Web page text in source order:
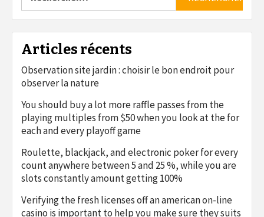
Articles récents
Observation site jardin : choisir le bon endroit pour
observer la nature
You should buy a lot more raffle passes from the
playing multiples from $50 when you look at the for
each and every playoff game
Roulette, blackjack, and electronic poker for every
count anywhere between 5 and 25 %, while you are
slots constantly amount getting 100%
Verifying the fresh licenses off an american on-line
casino is important to help you make sure they suits